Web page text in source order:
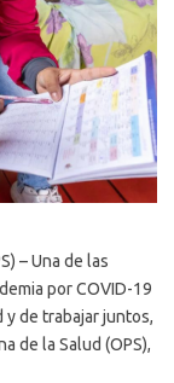
– Una de las
por COVID-19
de trabajar juntos,
de la Salud (OPS),